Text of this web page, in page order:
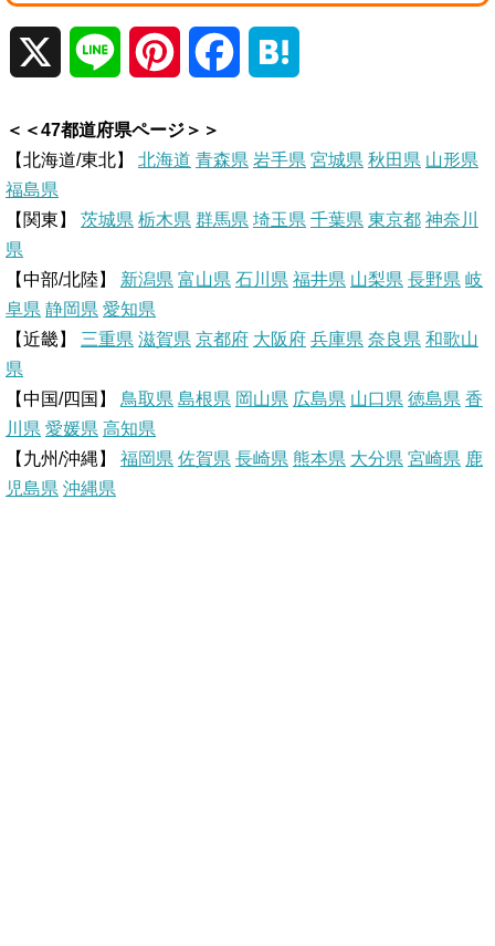
n n
s
t
c
k
t
＜＜47都道府県ページ＞＞
【北海道/東北】 北海道 青森県 岩手県 宮城県 秋田県 山形県
福島県
【関東】 茨城県 栃木県 群馬県 埼玉県 千葉県 東京都 神奈川
県
【中部/北陸】 新潟県 富山県 石川県 福井県 山梨県 長野県 岐
阜県 静岡県 愛知県
【近畿】 三重県 滋賀県 京都府 大阪府 兵庫県 奈良県 和歌山
県
【中国/四国】 鳥取県 島根県 岡山県 広島県 山口県 徳島県 香
川県 愛媛県 高知県
【九州/沖縄】 福岡県 佐賀県 長崎県 熊本県 大分県 宮崎県 鹿
児島県 沖縄県